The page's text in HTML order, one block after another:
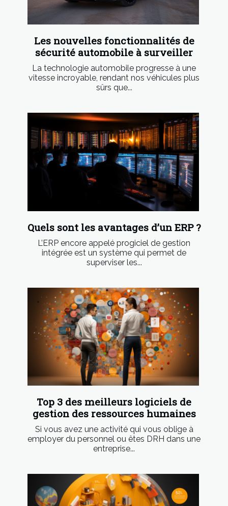
Les nouvelles fonctionnalités de
sécurité automobile à surveiller
La technologie automobile progresse à une
vitesse incroyable, rendant nos véhicules plus
sûrs que...
Quels sont les avantages d’un ERP ?
L’ERP encore appelé progiciel de gestion
intégrée est un système qui permet de
superviser les...
Top 3 des meilleurs logiciels de
gestion des ressources humaines
Si vous avez une activité qui vous oblige à
employer du personnel ou êtes DRH dans une
entreprise...